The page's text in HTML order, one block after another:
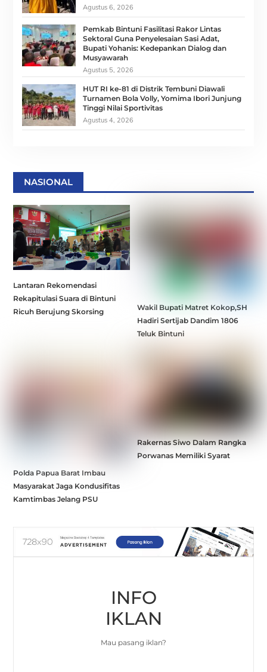
Agustus 6, 2026
Pemkab Bintuni Fasilitasi Rakor Lintas
Sektoral Guna Penyelesaian Sasi Adat,
Bupati Yohanis: Kedepankan Dialog dan
Musyawarah
Agustus 5, 2026
HUT RI ke-81 di Distrik Tembuni Diawali
Turnamen Bola Volly, Yomima Ibori Junjung
Tinggi Nilai Sportivitas
Agustus 4, 2026
NASIONAL
Lantaran Rekomendasi
Rekapitulasi Suara di Bintuni
Ricuh Berujung Skorsing
Wakil Bupati Matret Kokop,SH
Hadiri Sertijab Dandim 1806
Teluk Bintuni
Polda Papua Barat Imbau
Masyarakat Jaga Kondusifitas
Kamtimbas Jelang PSU
Rakernas Siwo Dalam Rangka
Porwanas Memiliki Syarat
INFO
IKLAN
Mau pasang iklan?